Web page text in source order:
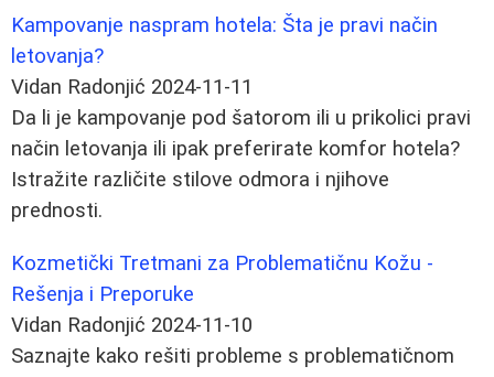
Kampovanje naspram hotela: Šta je pravi način
letovanja?
Vidan Radonjić 2024-11-11
Da li je kampovanje pod šatorom ili u prikolici pravi
način letovanja ili ipak preferirate komfor hotela?
Istražite različite stilove odmora i njihove
prednosti.
Kozmetički Tretmani za Problematičnu Kožu -
Rešenja i Preporuke
Vidan Radonjić 2024-11-10
Saznajte kako rešiti probleme s problematičnom